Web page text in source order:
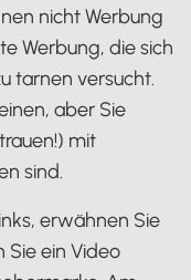
nicht Werbung
Werbung, die sich
tarnen versucht.
aber Sie
mit
sind.
erwähnen Sie
Sie ein Video